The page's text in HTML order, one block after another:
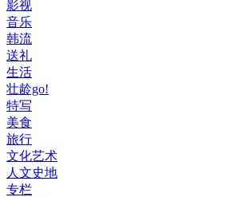
影视
音乐
韩流
送礼
生活
壮龄go!
特写
美食
旅行
文化艺术
人文史地
专栏